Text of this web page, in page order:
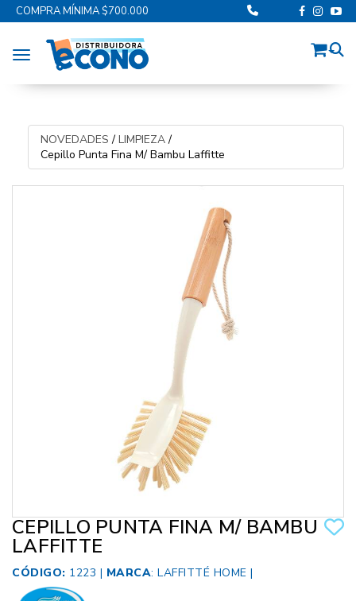
COMPRA MÍNIMA $700.000
Toggle navigation
NOVEDADES / LIMPIEZA /
Cepillo Punta Fina M/ Bambu Laffitte
CEPILLO PUNTA FINA M/ BAMBU
LAFFITTE
CÓDIGO: 1223 | MARCA: LAFFITTÉ HOME |